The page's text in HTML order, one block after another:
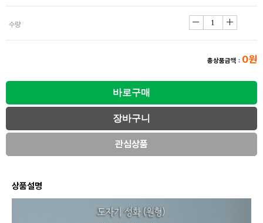
수량
총상품금액 : 0원
관심상품
상품설명